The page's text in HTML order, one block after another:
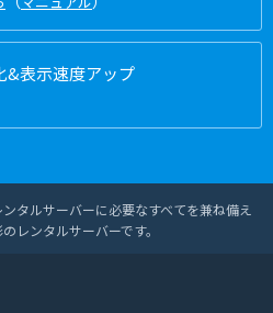
&表示速度アップ
タルサーバーに必要なすべてを兼ね備え
レンタルサーバーです。